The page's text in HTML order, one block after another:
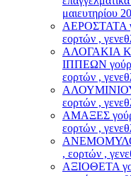
μαιευτηρίου
ΑΕΡΟΣΤΑΤΑ
εορτών ,
ΑΛΟΓΑΚΙΑ
ΙΠΠΕΩΝ
εορτών ,
ΑΛΟΥΜΙΝΙΟΥ
εορτών ,
ΑΜΑΞΕΣ
εορτών ,
ΑΝΕΜΟΜΥΛΟI
, εορτών ,
ΑΞΙΟΘΕΤΑ